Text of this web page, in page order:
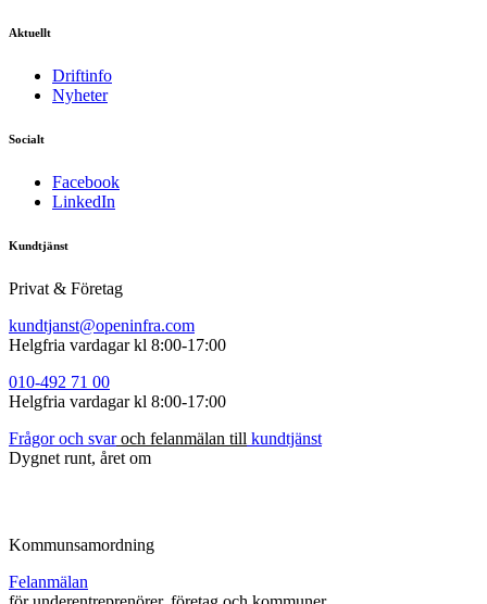
Aktuellt
Driftinfo
Nyheter
Socialt
Facebook
LinkedIn
Kundtjänst
Privat & Företag
kundtjanst@openinfra.com
Helgfria vardagar kl 8:00-17:00
010-492 71 00
Helgfria vardagar kl 8:00-17:00
Frågoroch svaroch felanmälan till kundtjänst
Dygnet runt, året om
Kommunsamordning
Felanmälan